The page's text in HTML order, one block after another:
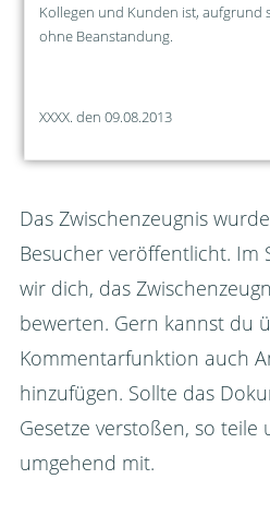
Kollegen und Kunden ist, aufgrund
ohne Beanstandung.
XXXX. den 09.08.2013
Das Zwischenzeugnis
Besucher veröffentlicht. Im
wir dich, das
bewerten. Gern kannst du
Kommentarfunktion auch
hinzufügen. Sollte das
Gesetze verstoßen, so teile
umgehend mit.